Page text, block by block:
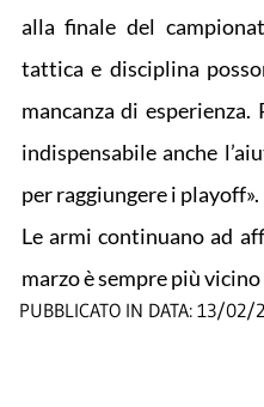
alla finale del
tattica e disciplina
mancanza di
indispensabile anche
per raggiungere i playoff».
Le armi continuano ad
marzo è sempre più
PUBBLICATO IN DATA: 13/02/